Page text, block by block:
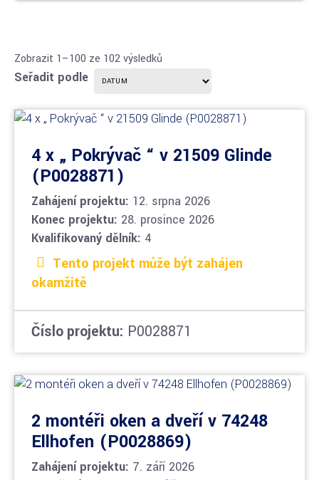
Zobrazit 1–100 ze 102 výsledků
Seřadit podle
4 x „ Pokrývač “ v 21509 Glinde
(P0028871)
Zahájení projektu: 12. srpna 2026
Konec projektu: 28. prosince 2026
Kvalifikovaný dělník: 4
Tento projekt může být zahájen
okamžitě
Číslo projektu: P0028871
2 montéři oken a dveří v 74248
Ellhofen (P0028869)
Zahájení projektu: 7. září 2026